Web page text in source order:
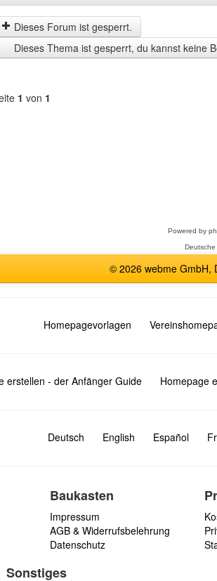
der
letzten
Zeit
anzeigen
by
Dieses Forum ist gesperrt.
Dieses Thema ist gesperrt, du kannst keine
1 von 1
Powered by
© 2026 webme GmbH,
Homepagevorlagen
erstellen - der Anfänger Guide Homepage
Deutsch English Español
Baukasten
Impressum
AGB & Widerrufsbelehrung
Datenschutz
Sonstiges